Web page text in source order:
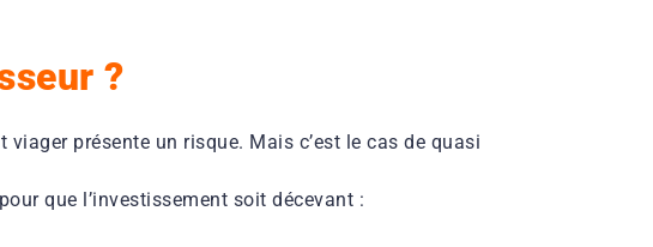
?
présente un risque. Mais c’est le cas de quasi
que l’investissement soit décevant :